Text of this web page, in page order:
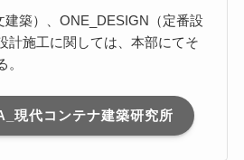
築）、ONE_DESIGN（定番設
計施工に関しては、本部にてそ
現代コンテナ建築研究所